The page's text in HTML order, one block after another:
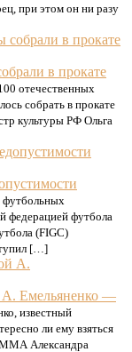
при этом он ни разу
в прокате
отечественных
собрать в прокате
культуры РФ Ольга
федерацией футбола
(FIGC)
[…]
А. Емельяненко —
известный
ли ему взяться
Александра